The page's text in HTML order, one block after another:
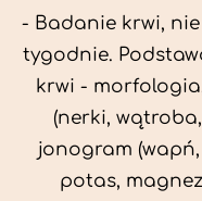
- Badanie krwi,
tygodnie.
krwi -
(nerki,
jonogram
potas,